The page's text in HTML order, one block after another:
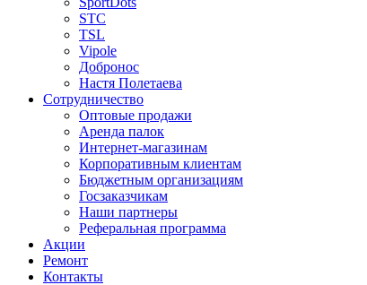
STC
TSL
Vipole
Добронос
Настя Полетаева
Сотрудничество
Оптовые продажи
Аренда палок
Интернет-магазинам
Корпоративным клиентам
Бюджетным организациям
Госзаказчикам
Наши партнеры
Реферальная программа
Акции
Ремонт
Контакты